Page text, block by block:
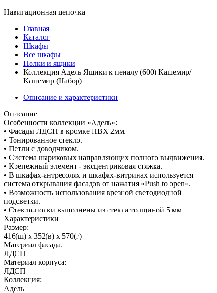
Навигационная цепочка
Главная
Каталог
Шкафы
Все шкафы
Полки и ящики
Коллекция Адель Ящики к пеналу (600) Кашемир/
Кашемир (Набор)
Описание и характеристики
Описание
Особенности коллекции «Адель»:
• Фасады ЛДСП в кромке ПВХ 2мм.
• Тонированное стекло.
• Петли с доводчиком.
• Система шариковых направляющих полного выдвижения.
• Крепежный элемент - эксцентриковая стяжка.
• В шкафах-антресолях и шкафах-витринах используется
система открывания фасадов от нажатия «Push to open».
• Возможность использования врезной светодиодной
подсветки.
• Стекло-полки выполнены из стекла толщиной 5 мм.
Характеристики
Размер:
416(ш) x 352(в) x 570(г)
Материал фасада:
ЛДСП
Материал корпуса:
ЛДСП
Коллекция:
Адель